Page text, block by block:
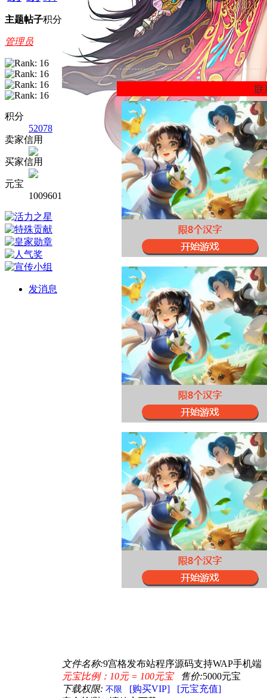
主题帖子积分
管理员
积分
52078
卖家信用
买家信用
元宝
1009601
发消息
文件名称:9宫格发布站程序源码支持WAP手机端
元宝比例：10元 = 100元宝
售价:5000元宝
下载权限: 不限 [购买VIP]
[元宝充值]